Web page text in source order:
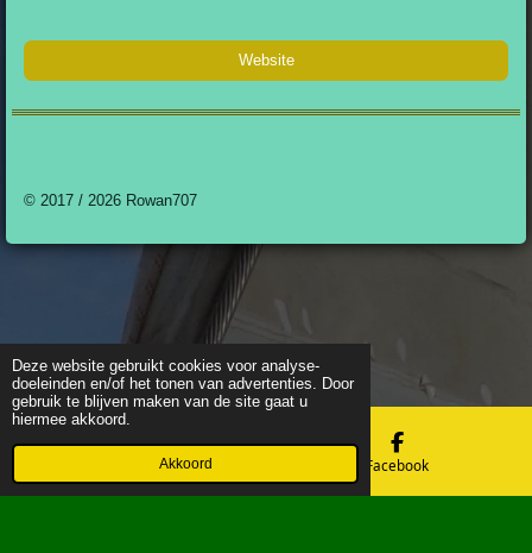
Deze website gebruikt cookies voor analyse-
doeleinden en/of het tonen van advertenties. Door
gebruik te blijven maken van de site gaat u
hiermee akkoord.
Akkoord
Website
© 2017 / 2026 Rowan707
E-mailadres Facebook